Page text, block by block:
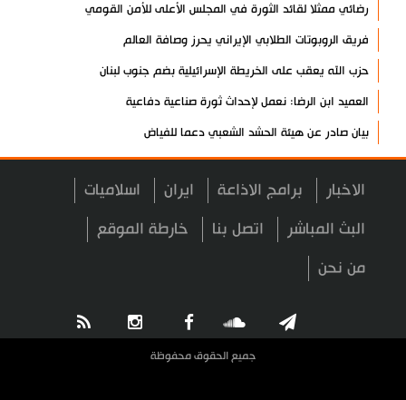
رضائي ممثلا لقائد الثورة في المجلس الأعلى للأمن القومي
فريق الروبوتات الطلابي الإيراني يحرز وصافة العالم
حزب الله يعقب على الخريطة الإسرائيلية بضم جنوب لبنان
العميد ابن الرضا: نعمل لإحداث ثورة صناعية دفاعية
بيان صادر عن هيئة الحشد الشعبي دعما للفياض
آية الله لاريجاني: مضيق هرمز لن يعود إلى وضعه السابق
إنجاز إيراني في إنتاج فيروسات مُهندسة وراثيا لعلاج السرطان
تكريم الشهيد لاريجاني ومنحه "الجائزة الوطنية للتعليم والثقافة
آخر مستجدات الإبادة الجماعية في غزة
"حماس": نتمسك بالاتفاق مع الوسطاء والأولوية للتنفيذ
الشيخ صبري يحذر من حزام استيطاني يعزل الأقصى عن القدس
الاخبار برامج الاذاعة ايران اسلاميات
البث المباشر اتصل بنا خارطة الموقع
من نحن
جميع الحقوق محفوظة